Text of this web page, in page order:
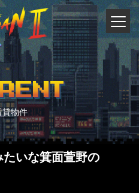
貸物件
いな箕面萱野の